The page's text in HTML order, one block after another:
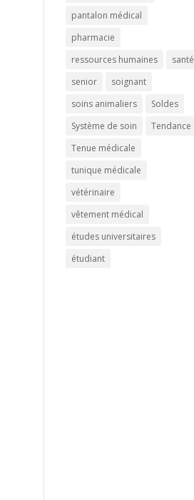
pantalon médical
pharmacie
ressources humaines
santé
senior
soignant
soins animaliers
Soldes
Système de soin
Tendance
Tenue médicale
tunique médicale
vétérinaire
vêtement médical
études universitaires
étudiant